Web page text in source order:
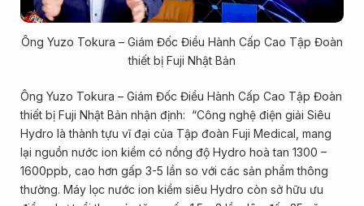
Ông Yuzo Tokura – Giám Đốc Điều Hành Cấp Cao Tập Đoàn
thiết bị Fuji Nhật Bản
Ông Yuzo Tokura – Giám Đốc Điều Hành Cấp Cao Tập Đoàn
thiết bị Fuji Nhật Bản nhận định: “Công nghệ điện giải Siêu
Hydro là thành tựu vĩ đại của Tập đoàn Fuji Medical, mang
lại nguồn nước ion kiềm có nồng độ Hydro hoà tan 1300 –
1600ppb, cao hơn gấp 3-5 lần so với các sản phẩm thông
thường. Máy lọc nước ion kiềm siêu Hydro còn sở hữu ưu